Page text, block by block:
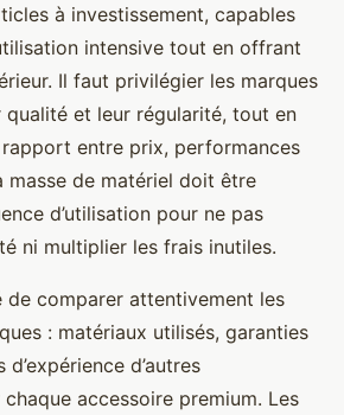
à investissement, capables
intensive tout en offrant
Il faut privilégier les marques
qualité et leur régularité, tout en
entre prix, performances
masse de matériel doit être
d’utilisation pour ne pas
ni multiplier les frais inutiles.
de comparer attentivement les
: matériaux utilisés, garanties
d’autres
accessoire premium. Les